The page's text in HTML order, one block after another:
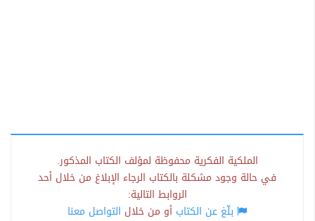
الملكية الفكرية محفوظة لمؤلف الكتاب المذكور.
في حالة وجود مشكلة بالكتاب الرجاء الإبلاغ من خلال أحد
الروابط التالية:
بلّغ عن الكتاب أو من خلال التواصل معنا